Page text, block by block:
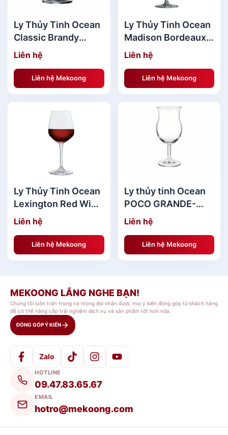
Ly Thủy Tinh Ocean
Classic Brandy
255ml
Liên hệ
Liên hệ Mekoong
Ly Thủy Tinh Ocean
Madison Bordeaux
600ml - Ly rượu
vang đỏ
Liên hệ
Liên hệ Mekoong
Ly Thủy Tinh Ocean
Lexington Red Wine
315ml - Ly rượu
vang đỏ
Liên hệ
Liên hệ Mekoong
Ly thủy tinh Ocean
POCO GRANDE-
350ML
Liên hệ
Liên hệ Mekoong
MEKOONG LẮNG NGHE BẠN!
Chúng tôi luôn trân trọng và mong đợi nhận được mọi ý kiến đóng góp từ khách hàng
để có thể nâng cấp trải nghiệm dịch vụ và sản phẩm tốt hơn nữa.
ĐÓNG GÓP Ý KIẾN
Zalo
HOTLINE
09.47.83.65.67
EMAIL
hotro@mekoong.com